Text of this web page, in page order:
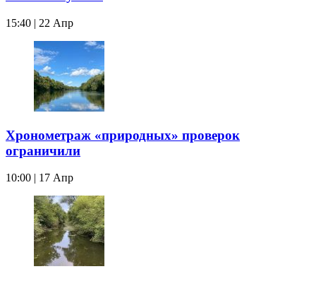
15:40 | 22 Апр
Хронометраж «природных» проверок
ограничили
10:00 | 17 Апр